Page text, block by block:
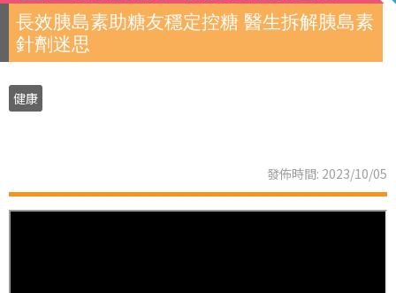
長效胰島素助糖友穩定控糖 醫生拆解胰島素
針劑迷思
健康
發佈時間: 2023/10/05